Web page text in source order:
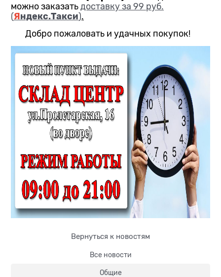
можно заказать доставку за 99 руб.
(Яндекс.Такси).
Добро пожаловать и удачных покупок!
Вернуться к новостям
Все новости
Общие